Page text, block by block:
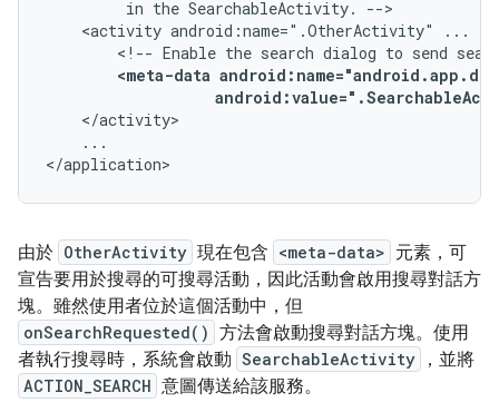
in the SearchableActivity.
<activity android:name=".OtherActivity" ...
<!-- Enable the search dialog to send
<meta-data
...
</application>
由於 OtherActivity 現在包含 <meta-data> 元素，可
宣告要用於搜尋的可搜尋活動，因此活動會啟用搜尋對話方
塊。雖然使用者位於這個活動中，但
onSearchRequested() 方法會啟動搜尋對話方塊。使用
者執行搜尋時，系統會啟動 SearchableActivity ，並將
ACTION_SEARCH 意圖傳送給該服務。